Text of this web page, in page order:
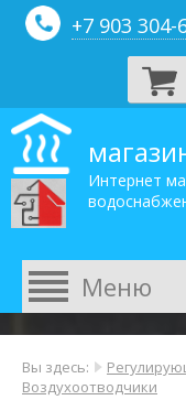
+7 903 304-
Интернет
Вы здесь:
Воздухоотводчики